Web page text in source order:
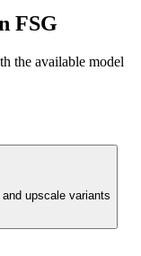
FSG
the available model
upscale variants